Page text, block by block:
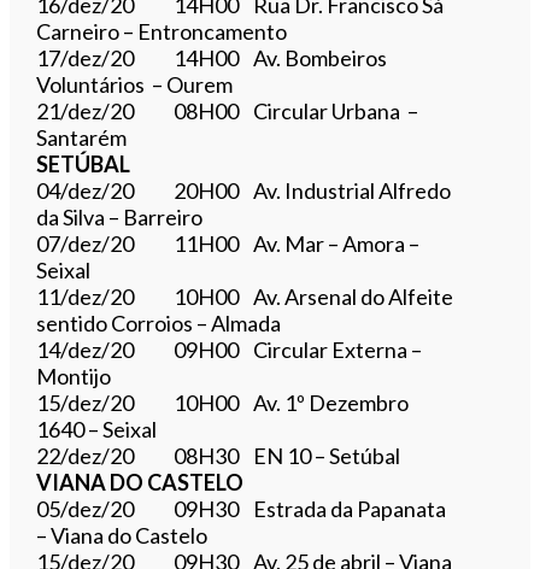
Carneiro – Entroncamento
17/dez/20 14H00 Av. Bombeiros
Voluntários – Ourem
21/dez/20 08H00 Circular Urbana –
Santarém
SETÚBAL
04/dez/20 20H00 Av. Industrial Alfredo
da Silva – Barreiro
07/dez/20 11H00 Av. Mar – Amora –
Seixal
11/dez/20 10H00 Av. Arsenal do Alfeite
sentido Corroios – Almada
14/dez/20 09H00 Circular Externa –
Montijo
15/dez/20 10H00 Av. 1º Dezembro
1640 – Seixal
22/dez/20 08H30 EN 10 – Setúbal
VIANA DO CASTELO
05/dez/20 09H30 Estrada da Papanata
– Viana do Castelo
15/dez/20 09H30 Av. 25 de abril – Viana